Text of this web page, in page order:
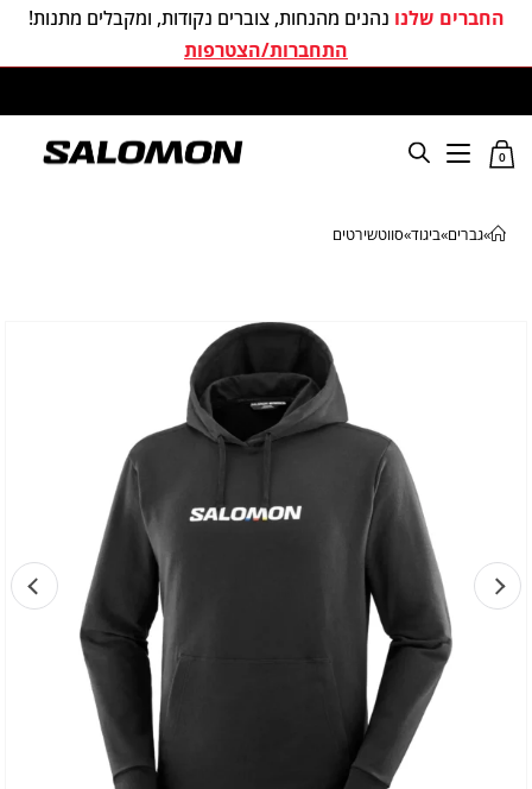
החברים שלנו נהנים מהנחות, צוברים נקודות, ומקבלים מתנות!
התחברות/הצטרפות
0
»גברים»ביגוד»סווטשירטים